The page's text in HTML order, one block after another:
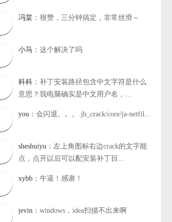
冯棠 ：很赞，三分钟搞定，非常丝滑～
小马 ：这个解决了吗
科科 ：补丁安装路径包含中文字符是什么
意思？我电脑确实是中文用户名，...
you ：会闪退。。。.jb_crack/core/ja-netfil...
sheshuiyu ：左上角图标右边crack的文字能
点，点开以后可以配安装补丁目...
xybb ：牛逼！感谢！
jevin ：windows，idea扫描不出来啊